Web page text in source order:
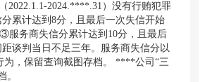
2022.1.1-2024.****.31）没有行贿犯罪
累计达到8分，且最后一次失信开始
服务商失信分累计达到10分，且最后
谈判当日不足三年。服务商失信分以
为，保留查询截图存档。 ****公司“三
。